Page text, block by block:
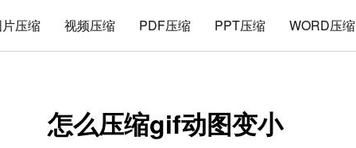
压缩 视频压缩 PDF压缩 PPT压缩 WORD压缩
怎么压缩gif动图变小